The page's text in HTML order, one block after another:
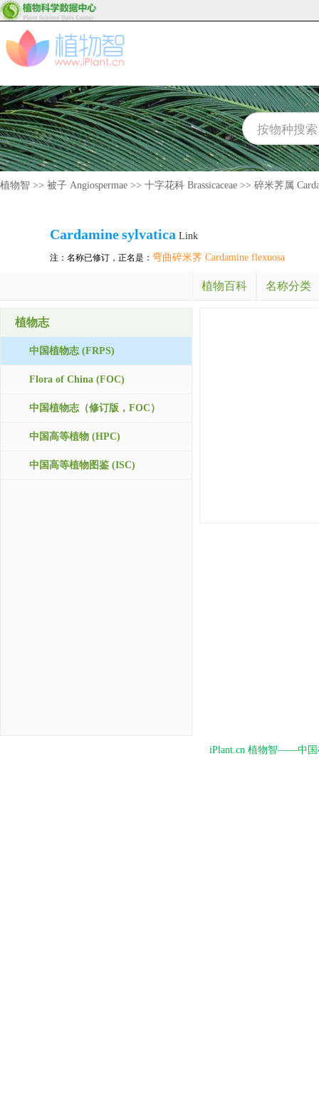
植物智 >> 被子 Angiospermae >> 十字花科 Brassicaceae >> 碎米荠属
Cardaminesylvatica Link
注：名称已修订，正名是： 弯曲碎米荠 Cardamine flexuosa
植物百科 名称分类
植物志
中国植物志 (FRPS)
Flora of China (FOC)
中国植物志（修订版，FOC）
中国高等植物 (HPC)
中国高等植物图鉴 (ISC)
iPlant.cn 植物智——中国